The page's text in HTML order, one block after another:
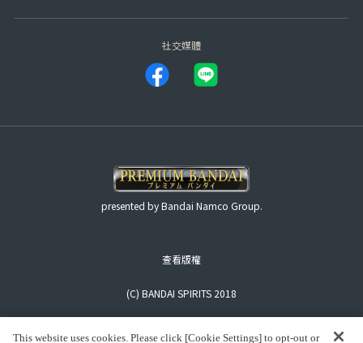
社交媒體
presented by Bandai Namco Group.
查看版權
(C) BANDAI SPIRITS 2018
This website uses cookies. Please click [Cookie Settings] to opt-out or